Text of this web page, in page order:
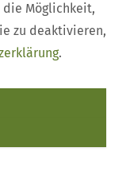
Möglichkeit,
zu deaktivieren,
.